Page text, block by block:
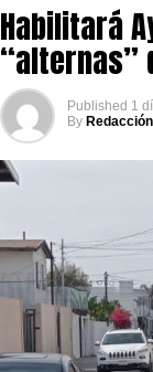
Habilitará
“alternas”
Published 1
By Redacción